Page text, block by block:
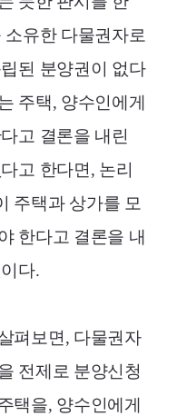
유한 다물권자로
된 분양권이 없다
주택, 양수인에게
고 결론을 내린
고 한다면, 논리
주택과 상가를 모
한다고 결론을 내
다.
펴보면, 다물권자
전제로 분양신청
택을, 양수인에게